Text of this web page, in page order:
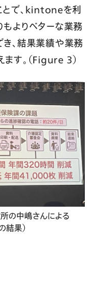
とで、kintoneを利
よりベターな業務
、結果業績や業務
す。（Figure 3）
の中嶋さんによる
果）